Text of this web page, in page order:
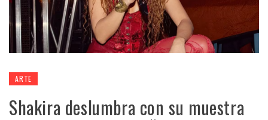
ARTE
Shakira deslumbra con su muestra